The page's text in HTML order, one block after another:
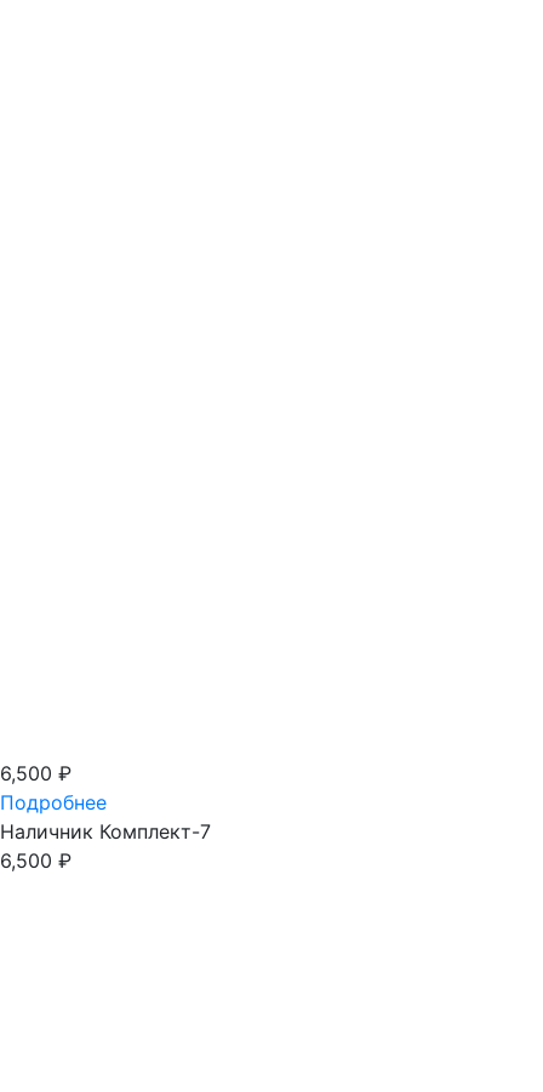
6,500 ₽
Подробнее
Наличник Комплект-7
6,500 ₽